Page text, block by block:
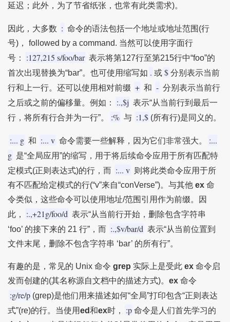
延迟；此外，为了节省纸张，也常有此类需求)。
因此，大多数 : 命令的语法包括一个地址或地址范围(行
号)， followed by a command. 当然可以使用字面行
号：
:127,215 s/foo/bar 表示将第127行至第215行中“foo”的
首次出现替换为“bar”。也可使用缩写如 . 或 $ 分别表示当前
行和上一行。还可以使用相对前缀 + 和 - 分别表示当前行
之后或之前的偏移量。例如：
:.,$j 表示“从当前行到最后一
行，将所有行合并为一行”。
:% 与 :1,$ (所有行)是同义的。
:... g 和 :... v 命令需要一些解释，因为它们非常强大。
:...
g 是“全局应用”的缩写，用于将后续命令应用于所有匹配特
定模式(正则表达式)的行，而 :... v
则将此类命令应用于所
有不匹配给定模式的行(“v”来自“conVerse”)。与其他 ex命
令类似，这些命令可以使用地址/范围引用作为前缀。因
此，
:.,+21g/foo/d 表示“从当前行开始，删除包含字符串
‘foo’ 的接下来的 21 行”，而 :.,$v/bar/d 表示“从当前位置到
文件末尾，删除不包含字符串 ‘bar’ 的所有行”。
有趣的是，常见的 Unix 命令 grep 实际上是受此 ex命令启
发而创建的(其名称源自文档中的描述方式)。 ex命令
:g/re/p (grep)是他们用来描述如何“全局”打印包含“正则表达
式”(re)的行。当使用ed和ex时， :p 命令是人们首先学习的